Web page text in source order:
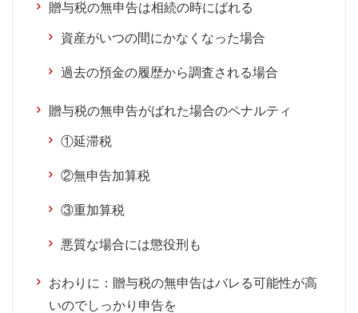
贈与税の無申告は相続の時にばれる
資産がいつの間にかなくなった場合
過去の預金の履歴から調査される場合
贈与税の無申告がばれた場合のペナルティ
①延滞税
②無申告加算税
③重加算税
悪質な場合には懲役刑も
おわりに：贈与税の無申告はバレる可能性が高
いのでしっかり申告を